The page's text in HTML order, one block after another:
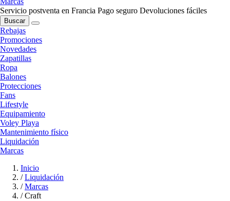
Servicio postventa en Francia Pago seguro Devoluciones fáciles
Buscar
Rebajas
Promociones
Novedades
Zapatillas
Ropa
Balones
Protecciones
Fans
Lifestyle
Equipamiento
Voley Playa
Mantenimiento físico
Liquidación
Marcas
Inicio
/ Liquidación
/ Marcas
/ Craft